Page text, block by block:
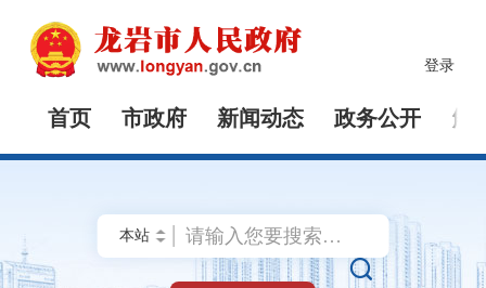
登录
首页 市政府 新闻动态 政务公开 解
